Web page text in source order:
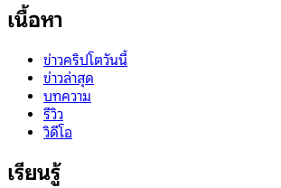
เนื้อหา
ข่าวคริปโตวันนี้
ข่าวล่าสุด
บทความ
รีวิว
วิดีโอ
เรียนรู้